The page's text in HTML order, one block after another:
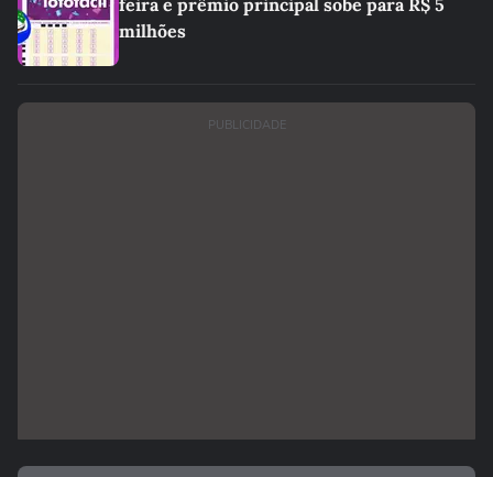
feira e prêmio principal sobe para R$ 5
milhões
PUBLICIDADE